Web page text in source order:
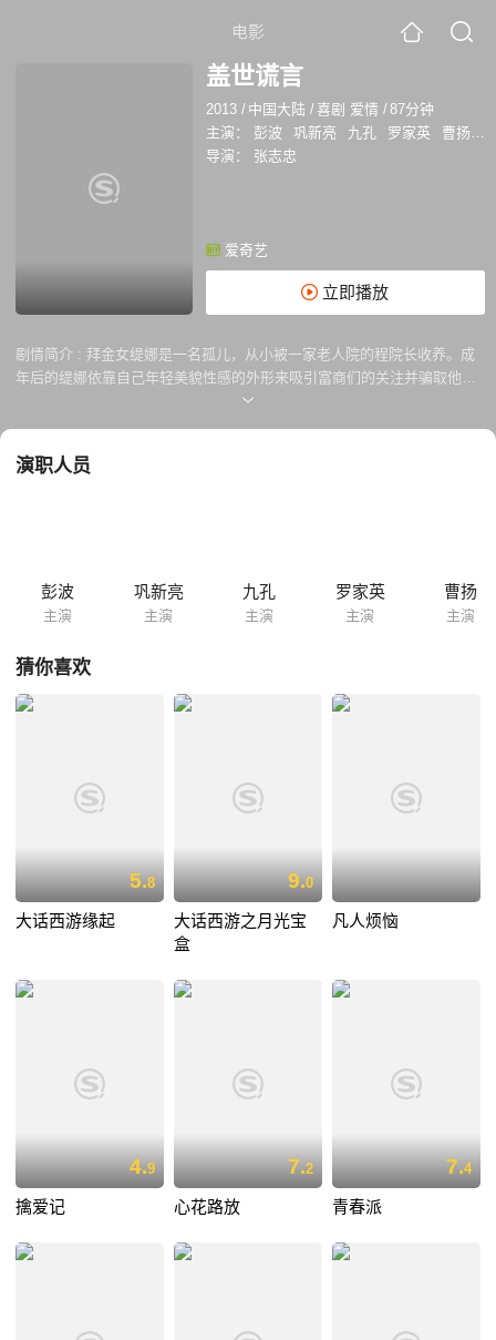
电影
盖世谎言
2013 / 中国大陆 /喜剧 爱情 /87分钟
主演：
彭波 巩新亮 九孔 罗家英 曹扬
导演：
张志忠
爱奇艺
立即播放
剧情简介 : 拜金女缇娜是一名孤儿，从小被一家老人院的程院长收养。成
年后的缇娜依靠自己年轻美貌性感的外形来吸引富商们的关注并骗取他们
的钱财救济穷人。 某次缇娜敲诈一名大富商时判断失误不但失手还失了
产大鳄胡氏集团董事长胡云雷设计的一场大阴谋，事关自己从小成长的养
经过几番曲折的明争暗斗，正义战胜邪恶，平息了这场阴谋，胡云雷得到
应有的惩罚，老人院恢复了平静，吴用和缇娜过上幸福的生活。
演职人员
彭波
主演
巩新亮
主演
九孔
主演
罗家英
主演
曹扬
主演
猜你喜欢
5.8
大话西游缘起
9.0
大话西游之月光宝
盒
凡人烦恼
4.9
擒爱记
7.2
心花路放
7.4
青春派